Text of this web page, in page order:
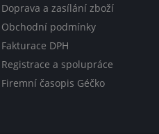
Doprava a zasílání zboží
Obchodní podmínky
Fakturace DPH
Registrace a spolupráce
Firemní časopis Géčko